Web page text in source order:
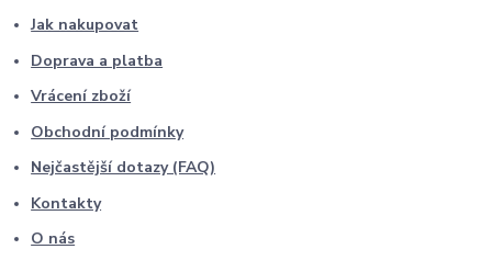
Jak nakupovat
Doprava a platba
Vrácení zboží
Obchodní podmínky
Nejčastější dotazy (FAQ)
Kontakty
O nás